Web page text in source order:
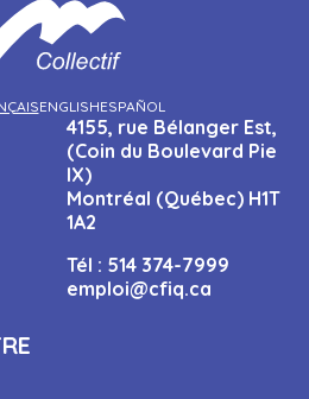
ENGLISHESPAÑOL
4155, rue Bélanger Est,
(Coin du Boulevard Pie
IX)
Montréal (Québec) H1T
1A2
Tél : 514 374-7999
emploi@cfiq.ca